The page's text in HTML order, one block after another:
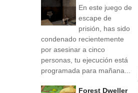
En este juego de
escape de
prisión, has sido
condenado recientemente
por asesinar a cinco
personas, tu ejecución está
programada para mañana...
Forest Dweller